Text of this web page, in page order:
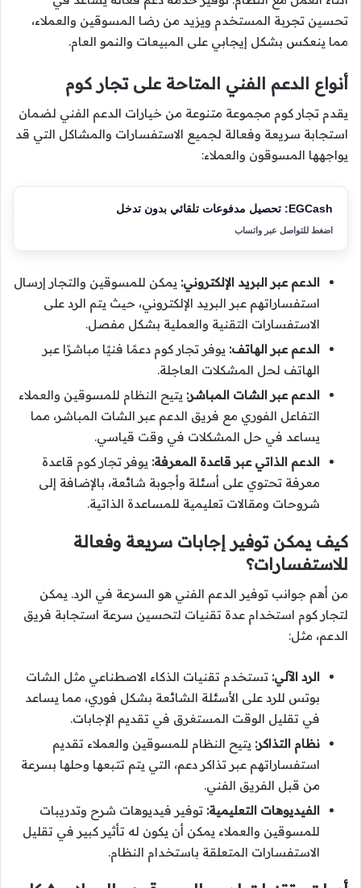
تحسين تجربة المستخدم ويزيد من رضا المسوقين والعملاء،
مما ينعكس بشكل إيجابي على المبيعات والنمو العام.
أنواع الدعم الفني المتاحة على تجار كوم
يقدم تجار كوم مجموعة متنوعة من خيارات الدعم الفني لضمان
استجابة سريعة وفعالة لجميع الاستفسارات والمشاكل التي قد
يواجهها المسوقون والعملاء:
EGCash: تحصيل مدفوعات تلقائي بدون تدخل
اضغط للتواصل عبر واتساب
الدعم عبر البريد الإلكتروني: يمكن للمسوقين والتجار إرسال
استفساراتهم عبر البريد الإلكتروني، حيث يتم الرد على
الاستفسارات التقنية والعملية بشكل مفصل.
الدعم عبر الهاتف: يوفر تجار كوم دعمًا فنيًا مباشرًا عبر
الهاتف لحل المشكلات العاجلة.
الدعم عبر الشات المباشر: يتيح النظام للمسوقين والعملاء
التفاعل الفوري مع فريق الدعم عبر الشات المباشر، مما
يساعد في حل المشكلات في وقت قياسي.
الدعم الذاتي عبر قاعدة المعرفة: يوفر تجار كوم قاعدة
معرفة تحتوي على أسئلة وأجوبة شائعة، بالإضافة إلى
شروحات ومقالات تعليمية للمساعدة الذاتية.
كيف يمكن توفير إجابات سريعة وفعالة
للاستفسارات؟
من أهم جوانب توفير الدعم الفني هو السرعة في الرد. يمكن
لتجار كوم استخدام عدة تقنيات لتحسين سرعة استجابة فريق
الدعم، مثل:
الرد الآلي: تستخدم تقنيات الذكاء الاصطناعي مثل الشات
بوتس للرد على الأسئلة الشائعة بشكل فوري، مما يساعد
في تقليل الوقت المستغرق في تقديم الإجابات.
نظام التذاكر: يتيح النظام للمسوقين والعملاء تقديم
استفساراتهم عبر تذاكر دعم، التي يتم تتبعها وحلها بسرعة
من قبل الفريق الفني.
الفيديوهات التعليمية: توفير فيديوهات شرح وتدريبات
للمسوقين والعملاء يمكن أن يكون له تأثير كبير في تقليل
الاستفسارات المتعلقة باستخدام النظام.